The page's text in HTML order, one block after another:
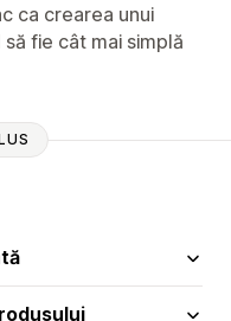
ca crearea unui
fie cât mai simplă